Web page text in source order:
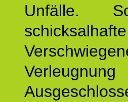
Unfälle.